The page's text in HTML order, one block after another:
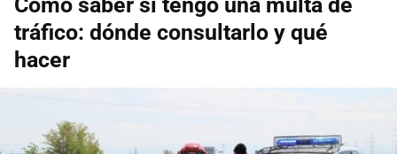
tráfico: dónde consultarlo y qué
hacer